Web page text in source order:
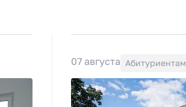
07 августа Абитуриентам